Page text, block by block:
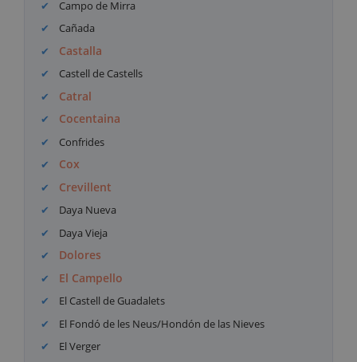
Campo de Mirra
Cañada
Castalla
Castell de Castells
Catral
Cocentaina
Confrides
Cox
Crevillent
Daya Nueva
Daya Vieja
Dolores
El Campello
El Castell de Guadalets
El Fondó de les Neus/Hondón de las Nieves
El Verger